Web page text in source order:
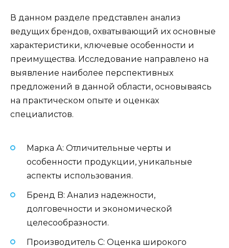
В данном разделе представлен анализ
ведущих брендов, охватывающий их основные
характеристики, ключевые особенности и
преимущества. Исследование направлено на
выявление наиболее перспективных
предложений в данной области, основываясь
на практическом опыте и оценках
специалистов.
Марка А: Отличительные черты и
особенности продукции, уникальные
аспекты использования.
Бренд B: Анализ надежности,
долговечности и экономической
целесообразности.
Производитель C: Оценка широкого